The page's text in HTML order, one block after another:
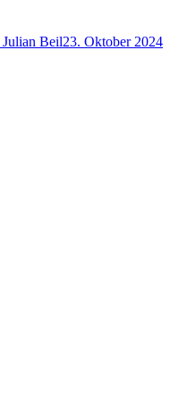
Julian Beil23. Oktober 2024